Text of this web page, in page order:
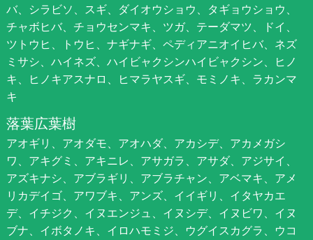
バ、シラビソ、スギ、ダイオウショウ、タギョウショウ、
チャボヒバ、チョウセンマキ、ツガ、テーダマツ、ドイ、
ツトウヒ、トウヒ、ナギナギ、ペディアニオイヒバ、ネズ
ミサシ、ハイネズ、ハイビャクシンハイビャクシン、ヒノ
キ、ヒノキアスナロ、ヒマラヤスギ、モミノキ、ラカンマ
キ
落葉広葉樹
アオギリ、アオダモ、アオハダ、アカシデ、アカメガシ
ワ、アキグミ、アキニレ、アサガラ、アサダ、アジサイ、
アズキナシ、アブラギリ、アブラチャン、アベマキ、アメ
リカデイゴ、アワブキ、アンズ、イイギリ、イタヤカエ
デ、イチジク、イヌエンジュ、イヌシデ、イヌビワ、イヌ
ブナ、イボタノキ、イロハモミジ、ウグイスカグラ、ウコ